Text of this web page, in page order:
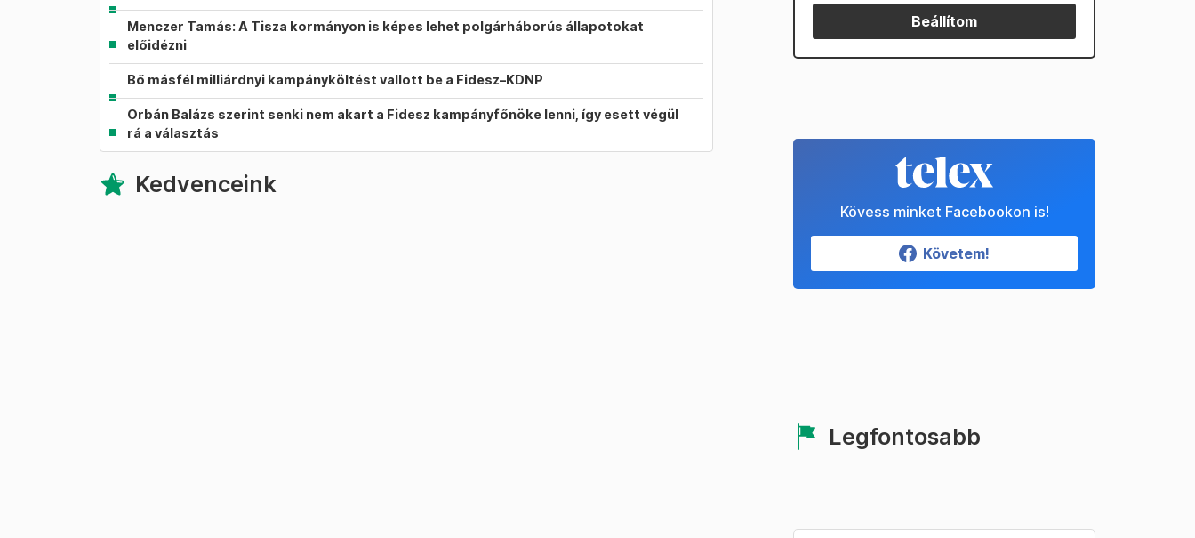
Menczer Tamás: A Tisza kormányon is képes lehet polgárháborús állapotokat
előidézni
Bő másfél milliárdnyi kampányköltést vallott be a Fidesz–KDNP
Orbán Balázs szerint senki nem akart a Fidesz kampányfőnöke lenni, így esett végül
rá a választás
Kedvenceink
Beállítom
Kövess minket Facebookon is!
Követem!
Legfontosabb